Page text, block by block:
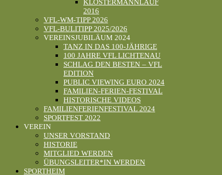
KLOSTERMANNLAUF
2016
VFL-WM-TIPP 2026
VFL-BULITIPP 2025/2026
VEREINSJUBILÄUM 2024
TANZ IN DAS 100-JÄHRIGE
100 JAHRE VFL LICHTENAU
SCHLAG DEN BESTEN – VFL
EDITION
PUBLIC VIEWING EURO 2024
FAMILIEN-FERIEN-FESTIVAL
HISTORISCHE VIDEOS
FAMILIENFERIENFESTIVAL 2024
SPORTFEST 2022
VEREIN
UNSER VORSTAND
HISTORIE
MITGLIED WERDEN
ÜBUNGSLEITER*IN WERDEN
SPORTHEIM